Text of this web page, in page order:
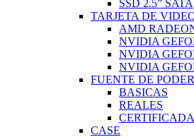
SSD 2.5” SATA
TARJETA DE
AMD
NVIDIA
NVIDIA
NVIDIA
FUENTE DE PODER
BASICAS
REALES
CASE